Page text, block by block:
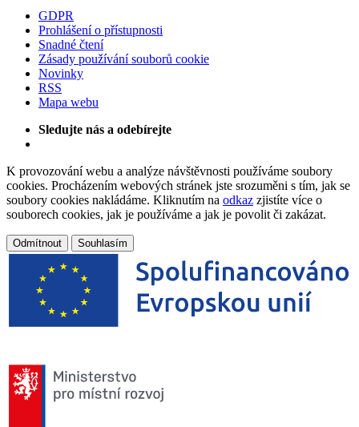
GDPR
Prohlášení o přístupnosti
Snadné čtení
Zásady používání souborů cookie
Novinky
RSS
Mapa webu
Sledujte nás a odebírejte
K provozování webu a analýze návštěvnosti používáme soubory
cookies. Procházením webových stránek jste srozuměni s tím, jak se
soubory cookies nakládáme. Kliknutím na odkaz zjistíte více o
souborech cookies, jak je používáme a jak je povolit či zakázat.
Odmítnout Souhlasím